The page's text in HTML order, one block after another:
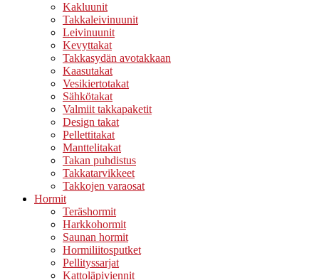
Kakluunit
Takkaleivinuunit
Leivinuunit
Kevyttakat
Takkasydän avotakkaan
Kaasutakat
Vesikiertotakat
Sähkötakat
Valmiit takkapaketit
Design takat
Pellettitakat
Manttelitakat
Takan puhdistus
Takkatarvikkeet
Takkojen varaosat
Hormit
Teräshormit
Harkkohormit
Saunan hormit
Hormiliitosputket
Pellityssarjat
Kattoläpiviennit